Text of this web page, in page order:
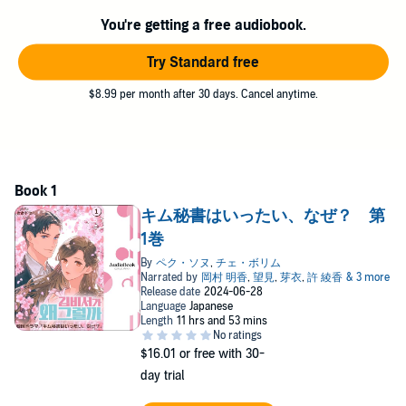
「――私、もう秘書を辞めます」
九年間自分を支えてくれた有能な秘書、ミソに突然そう言われ、
ヨンジュンは大きなショックを受けた。彼はそのせいで夜も眠れ
なくなってしまう。
ミソは「これからは自分の人生を歩みたい」と決意していた。彼
そんな中、ヨンジュンの兄、イ・ソンヨンが三年ぶりにアメリカ
から帰国した。ひょんなことからミソとソンヨンも出会う。
ウェブ小説キム秘書はいったい、なぜ？原作 JEONG GYEONG YUN
発行 Gaha Books
ウェブトゥーン＜もう秘書はやめます＞原作 KIM MYEONG MI 発
行 YJ Comics
原作配給 Kakao Entertainment
You're getting a free audiobook.
Try Standard free
$8.99 per month after 30 days. Cancel anytime.
キム秘書はいったい、なぜ？ 第
1巻
$16.01 or free with 30-
day trial